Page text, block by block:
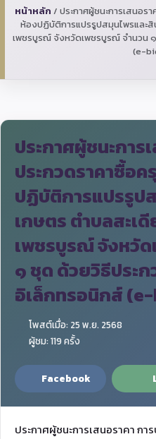
หน้าหลัก / ประกาศผู้ชนะการเสนอร
ห้องปฏิบัติการแปรรูปสมุนไพรและสิ
เพชรบูรณ์ จังหวัดเพชรบูรณ์ จำนวน
(e-
ประกาศผู้ชนะการ
ประกวดราคาซื้อ
ปฏิบัติการแปรรูป
เกษตร ตำบลสะเ
เพชรบูรณ์ จังหวั
๑ ชุด ด้วยวิธีประก
อิเล็กทรอนิกส์
โพสต์เมื่อ: 25 พ.ย. 2568
ผู้ชม: 119 ครั้ง
Facebook
ประกาศผู้ชนะการเสนอราคา ก